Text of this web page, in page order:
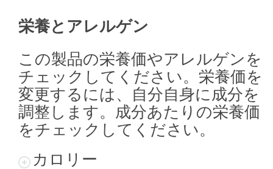
栄養とアレルゲン
この製品の栄養価やアレルゲンを
チェックしてください。栄養価を
変更するには、自分自身に成分を
調整します。成分あたりの栄養価
をチェックしてください。
カロリー